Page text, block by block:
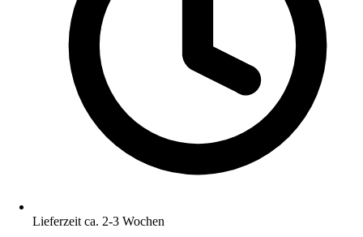
Lieferzeit ca. 2-3 Wochen